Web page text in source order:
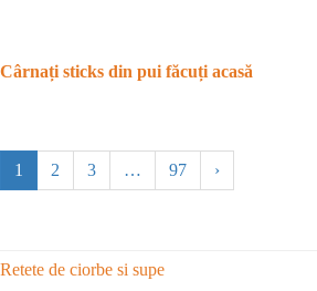
Cârnați sticks din pui făcuți acasă
1 2 3 … 97 ›
Retete de ciorbe si supe